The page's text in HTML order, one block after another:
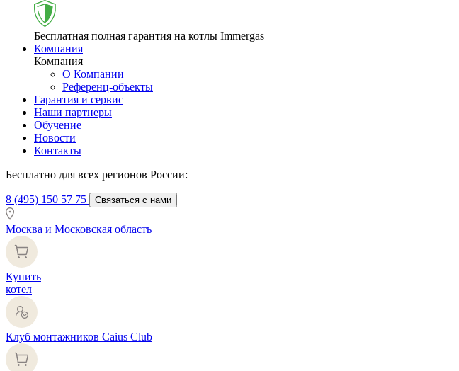
Бесплатная полная гарантия на котлы Immergas
Компания
Компания
О Компании
Референц-объекты
Гарантия и сервис
Наши партнеры
Обучение
Новости
Контакты
Бесплатно для всех регионов России:
8 (495) 150 57 75 Связаться с нами
Москва и Московская область
Купить
котел
Клуб монтажников Caius Club